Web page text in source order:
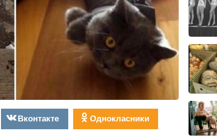
Вконтакте Однокласники